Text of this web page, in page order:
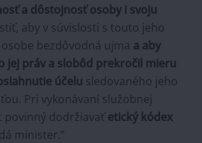
a dôstojnosť osoby i svoju
aby v súvislosti s touto jeho
bezdôvodná ujma a aby
jej práv a slobôd prekročil mieru
účelu sledovaného jeho
Pri vykonávaní služobnej
povinný dodržiavaťetický kódex
minister.”